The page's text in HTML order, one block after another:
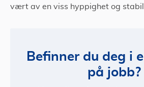
vært av en viss hyppighet og
Befinner du deg i
på jobb?